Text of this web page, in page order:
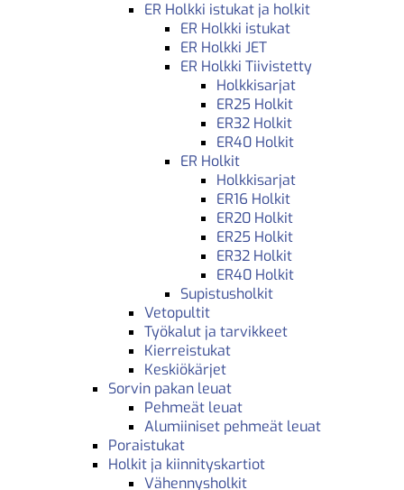
ER Holkki istukat ja holkit
ER Holkki istukat
ER Holkki JET
ER Holkki Tiivistetty
Holkkisarjat
ER25 Holkit
ER32 Holkit
ER40 Holkit
ER Holkit
Holkkisarjat
ER16 Holkit
ER20 Holkit
ER25 Holkit
ER32 Holkit
ER40 Holkit
Supistusholkit
Vetopultit
Työkalut ja tarvikkeet
Kierreistukat
Keskiökärjet
Sorvin pakan leuat
Pehmeät leuat
Alumiiniset pehmeät leuat
Poraistukat
Holkit ja kiinnityskartiot
Vähennysholkit